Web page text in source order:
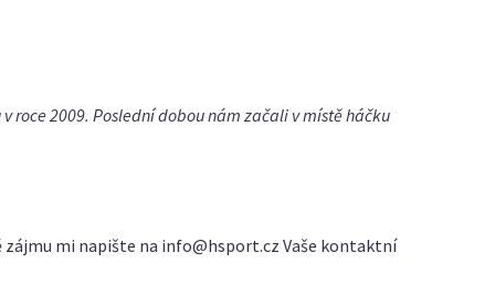
2009. Poslední dobou nám začali v místě háčku
zájmu mi napište na info@hsport.cz Vaše kontaktní